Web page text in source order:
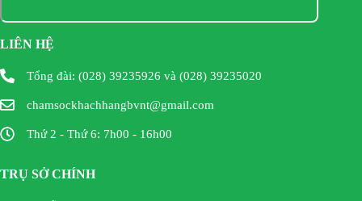
LIÊN HỆ
Tổng đài: (028) 39235926 và (028) 39235020
chamsockhachhangbvnt@gmail.com
Thứ 2 - Thứ 6: 7h00 - 16h00
TRỤ SỞ CHÍNH